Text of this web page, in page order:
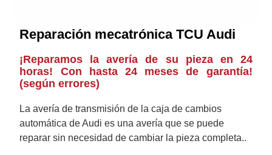
Reparación mecatrónica TCU Audi
¡Reparamos la avería de su pieza en 24
horas! Con hasta 24 meses de garantía!
(según errores)
La avería de transmisión de la caja de cambios
automática de Audi es una avería que se puede
reparar sin necesidad de cambiar la pieza completa..